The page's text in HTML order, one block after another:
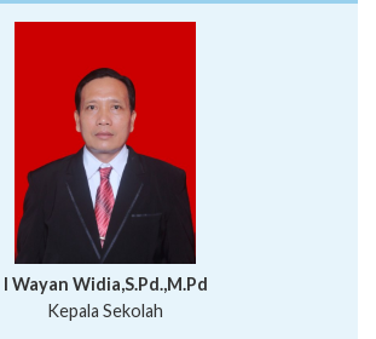
I Wayan Widia,S.Pd.,M.Pd
Kepala Sekolah